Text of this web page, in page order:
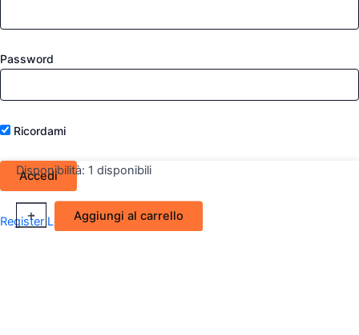
Password
Ricordami
Register Lost your password?
Disponibilità: 1 disponibili
-
Retrovisore
Esterno
+ Aggiungi al carrello